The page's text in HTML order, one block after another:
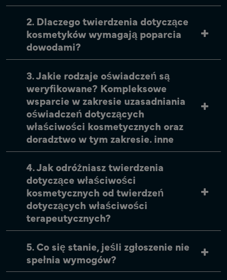
2. Dlaczego twierdzenia dotyczące
kosmetyków wymagają poparcia
dowodami?
3. Jakie rodzaje oświadczeń są
weryfikowane? Kompleksowe
wsparcie w zakresie uzasadniania
oświadczeń dotyczących
właściwości kosmetycznych oraz
doradztwo w tym zakresie. inne
4. Jak odróżniasz twierdzenia
dotyczące właściwości
kosmetycznych od twierdzeń
dotyczących właściwości
terapeutycznych?
5. Co się stanie, jeśli zgłoszenie nie
spełnia wymogów?